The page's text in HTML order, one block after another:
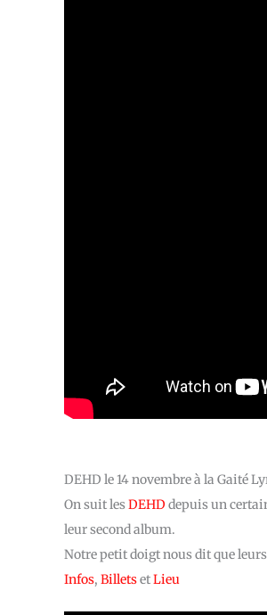
DEHD le 14 novembre à la Gaité
On suit lesDEHD depuis un
leur second album.
Notre petit doigt nous dit que
Infos, BilletsetLieu